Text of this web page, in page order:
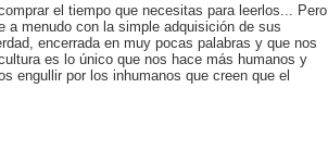
el tiempo que necesitas para leerlos... Pero
a menudo con la simple adquisición de sus
encerrada en muy pocas palabras y que nos
es lo único que nos hace más humanos y
engullir por los inhumanos que creen que el